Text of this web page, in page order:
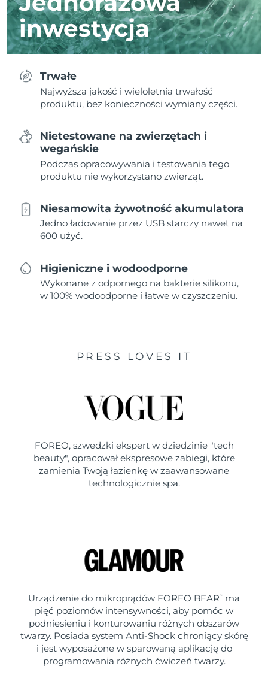
inwestycja
Trwałe
Najwyższa jakość i wieloletnia trwałość
produktu, bez konieczności wymiany części.
Nietestowane na zwierzętach i
wegańskie
Podczas opracowywania i testowania tego
produktu nie wykorzystano zwierząt.
Niesamowita żywotność akumulatora
Jedno ładowanie przez USB starczy nawet na
600 użyć.
Higieniczne i wodoodporne
Wykonane z odpornego na bakterie silikonu,
w 100% wodoodporne i łatwe w czyszczeniu.
PRESS LOVES IT
FOREO, szwedzki ekspert w dziedzinie "tech
beauty", opracował ekspresowe zabiegi, które
zamienia Twoją łazienkę w zaawansowane
technologicznie spa.
Urządzenie do mikroprądów FOREO BEAR ™
ma
pięć poziomów intensywności, aby pomóc w
podniesieniu i konturowaniu różnych obszarów
twarzy. Posiada system Anti-Shock chroniący skórę
i jest wyposażone w sparowaną aplikację do
programowania różnych ćwiczeń twarzy.